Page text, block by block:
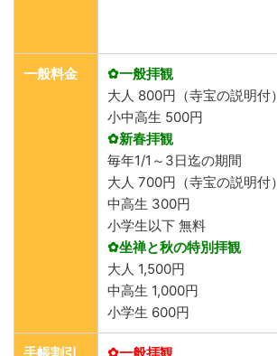
一般料金
✿一般拝観
大人 800円（寺宝の説明付）
小中高生 500円
✿新春拝観
毎年1/1～3日迄の期間
大人 700円（寺宝の説明付）
中高生 300円
小学生以下 無料
✿坐禅と秋の特別拝観
大人 1,500円
中高生 1,000円
小学生 600円